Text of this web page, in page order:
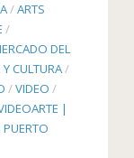
/ARTS
/
DEL
CULTURA/
/VIDEO /
|